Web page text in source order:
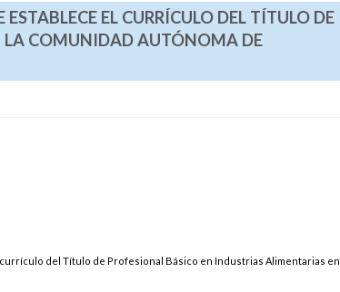
EL CURRÍCULO DEL TÍTULO DE
LA COMUNIDAD AUTÓNOMA DE
del Título de Profesional Básico en Industrias Alimentarias en